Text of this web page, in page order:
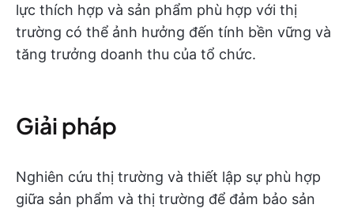
lực thích hợp và sản phẩm phù hợp với thị
trường có thể ảnh hưởng đến tính bền vững và
tăng trưởng doanh thu của tổ chức.
Giải pháp
Nghiên cứu thị trường và thiết lập sự phù hợp
giữa sản phẩm và thị trường để đảm bảo sản